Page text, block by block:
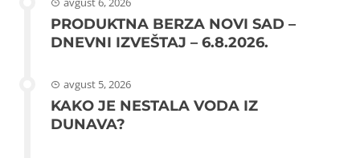
PRODUKTNA BERZA NOVI SAD –
DNEVNI IZVEŠTAJ – 6.8.2026.
avgust 5, 2026
KAKO JE NESTALA VODA IZ
DUNAVA?